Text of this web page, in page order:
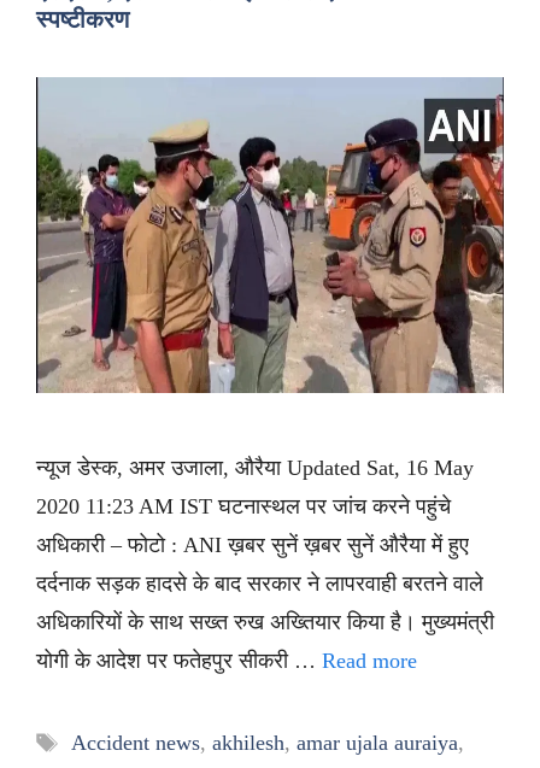
स्पष्टीकरण
न्यूज डेस्क, अमर उजाला, औरैया Updated Sat, 16 May
2020 11:23 AM IST घटनास्थल पर जांच करने पहुंचे
अधिकारी – फोटो : ANI ख़बर सुनें ख़बर सुनें औरैया में हुए
दर्दनाक सड़क हादसे के बाद सरकार ने लापरवाही बरतने वाले
अधिकारियों के साथ सख्त रुख अख्तियार किया है। मुख्यमंत्री
योगी के आदेश पर फतेहपुर सीकरी … Read more
Tags
Accident news, akhilesh, amar ujala auraiya,